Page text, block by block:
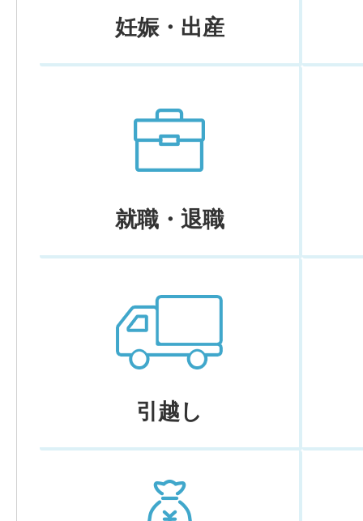
妊娠・出産
就職・退職
引越し